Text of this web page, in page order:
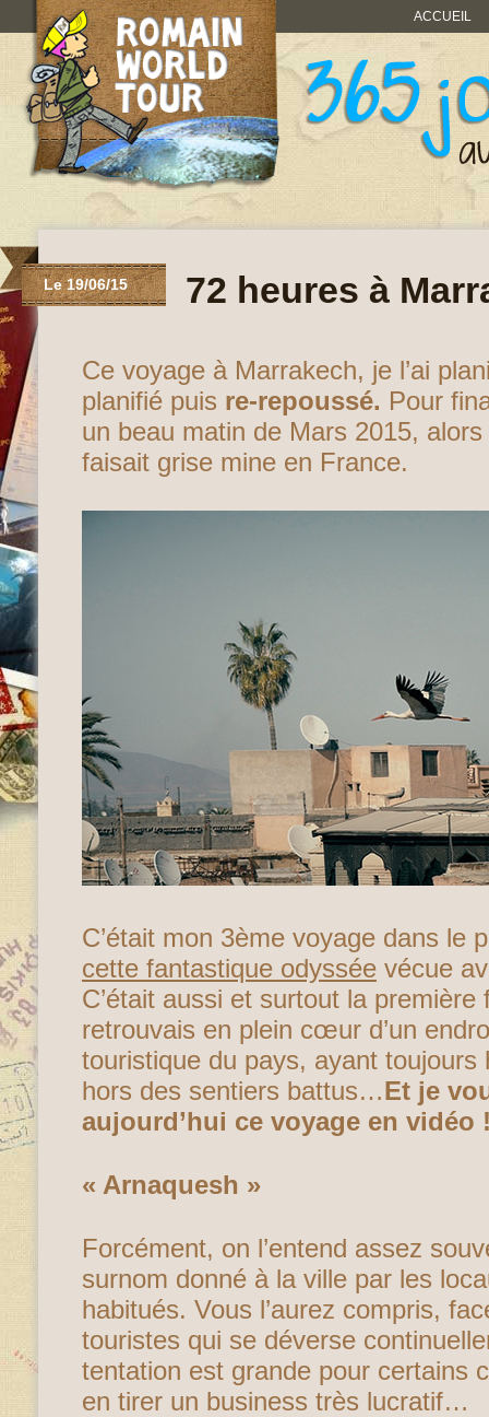
ACCUEIL
Le 19/06/15 72 heures à
Ce voyage à Marrakech, je l’ai
planifié puis re-repoussé. Pour
un beau matin de Mars 2015,
faisait grise mine en France.
C’était mon 3ème voyage dans le
cette fantastique odyssée vécue
C’était aussi et surtout la première
retrouvais en plein cœur d’un
touristique du pays, ayant toujours
hors des sentiers battus…Et je
aujourd’hui ce voyage en vidéo
« Arnaquesh »
Forcément, on l’entend assez
surnom donné à la ville par les
habitués. Vous l’aurez compris,
touristes qui se déverse
tentation est grande pour certains
en tirer un business très lucratif…